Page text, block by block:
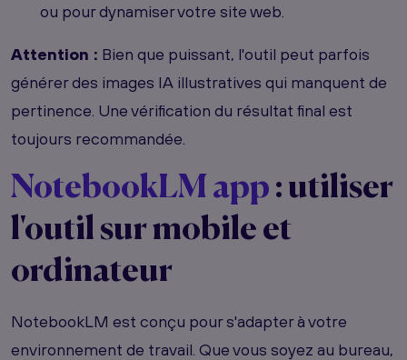
ou pour dynamiser votre site web.
Attention : Bien que puissant, l'outil peut parfois
générer des images IA illustratives qui manquent de
pertinence. Une vérification du résultat final est
toujours recommandée.
NotebookLM app : utiliser
l'outil sur mobile et
ordinateur
NotebookLM est conçu pour s'adapter à votre
environnement de travail. Que vous soyez au bureau,